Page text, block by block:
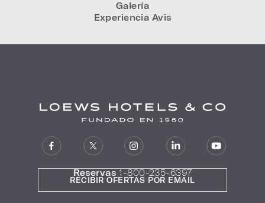
Galería
Experiencia Avis
Reservas 1-800-235-6397
RECIBIR OFERTAS POR EMAIL